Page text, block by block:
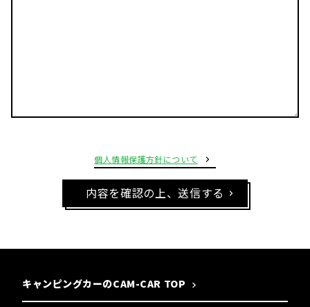
個人情報保護方針について
内容を確認の上、送信する
キャンピングカーのCAM-CAR TOP